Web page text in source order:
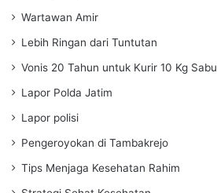
Wartawan Amir
Lebih Ringan dari Tuntutan
Vonis 20 Tahun untuk Kurir 10 Kg Sabu
Lapor Polda Jatim
Lapor polisi
Pengeroyokan di Tambakrejo
Tips Menjaga Kesehatan Rahim